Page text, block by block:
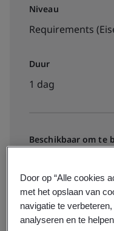
Niveau
Requirements
Duur
1 dag
Beschikbaar om te
€895 + btw
Door op “Alle cookies
met het opslaan van
navigatie te
analyseren en te